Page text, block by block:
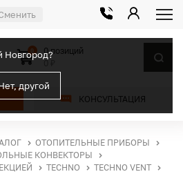
Новгород?
другой
КОНСУЛЬТАЦИЯ
0
0 позиций
ОТОПИТЕЛЬНЫЕ ПРИБОРЫ
КОНВЕКТОРЫ
TECHNO
TECHNO VENT